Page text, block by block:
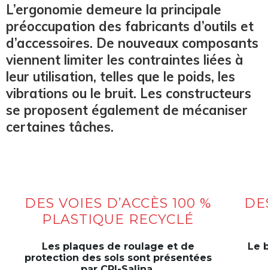
L’ergonomie demeure la principale
préoccupation des fabricants d’outils et
d’accessoires. De nouveaux composants
viennent limiter les contraintes liées à
leur utilisation, telles que le poids, les
vibrations ou le bruit. Les constructeurs
se proposent également de mécaniser
certaines tâches.